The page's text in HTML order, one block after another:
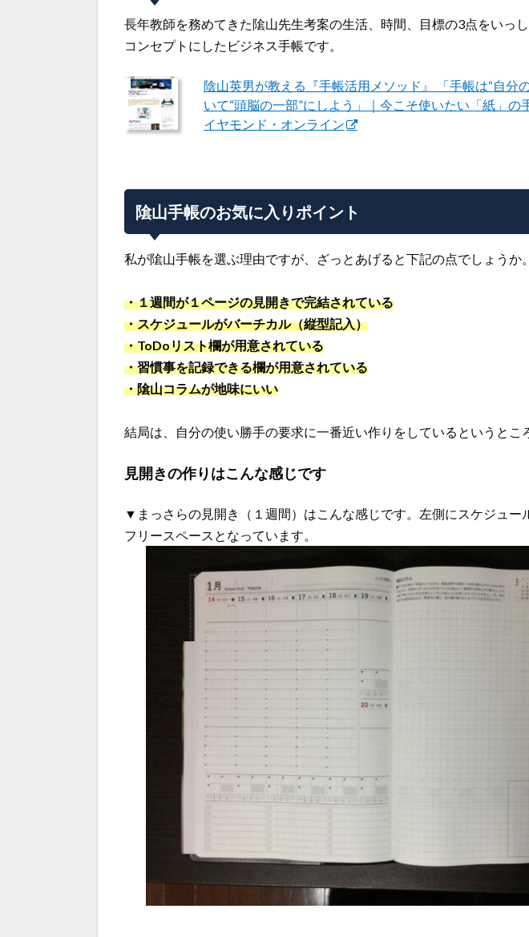
長年教師を務めてきた隂山先生考案の生活、時間、目標の3点をいっ
コンセプトにしたビジネス手帳です。
陰山英男が教える『手帳活用メソッド』 「手帳は“自分
いて“頭脳の一部”にしよう」｜今こそ使いたい「紙」の
イヤモンド・オンライン
隂山手帳のお気に入りポイント
私が隂山手帳を選ぶ理由ですが、ざっとあげると下記の点でしょうか。
・１週間が１ページの見開きで完結されている
・スケジュールがバーチカル（縦型記入）
・ToDoリスト欄が用意されている
・習慣事を記録できる欄が用意されている
・隂山コラムが地味にいい
結局は、自分の使い勝手の要求に一番近い作りをしているというとこ
見開きの作りはこんな感じです
▼まっさらの見開き（１週間）はこんな感じです。左側にスケジュー
フリースペースとなっています。